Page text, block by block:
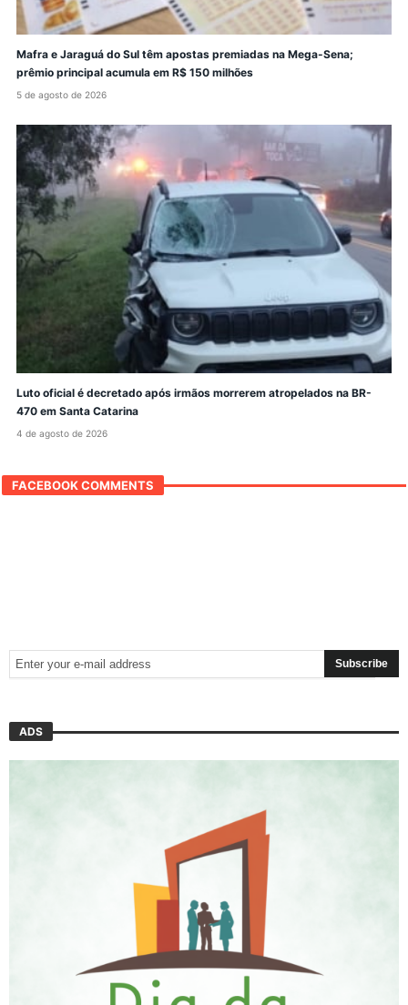
Mafra e Jaraguá do Sul têm apostas premiadas na Mega-Sena;
prêmio principal acumula em R$ 150 milhões
5 de agosto de 2026
Luto oficial é decretado após irmãos morrerem atropelados na BR-
470 em Santa Catarina
4 de agosto de 2026
FACEBOOK COMMENTS
ADS